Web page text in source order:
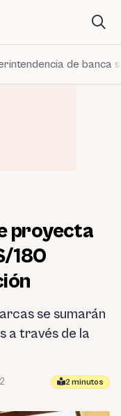
de banca
proyecta
180
se sumarán
a través de la
2 minutos